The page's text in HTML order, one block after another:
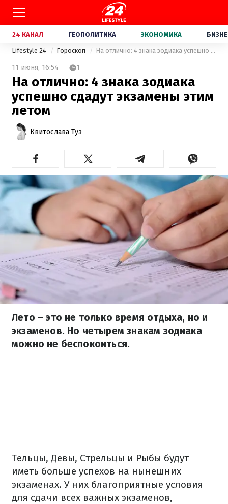
24 КАНАЛ ГЕОПОЛИТИКА ЭКОНОМИКА
Lifestyle 24 Гороскоп На отлично: 4 знака зодиака успешно сдадут экзамены этим летом
11 июня, 16:54 1
На отлично: 4 знака зодиака
успешно сдадут экзамены этим
летом
Квитослава Туз
Лето – это не только время отдыха, но и
экзаменов. Но четырем знакам зодиака
можно не беспокоиться.
Тельцы, Девы, Стрельцы и Рыбы будут
иметь больше успехов на нынешних
экзаменах. У них благоприятные условия
для сдачи всех важных экзаменов,